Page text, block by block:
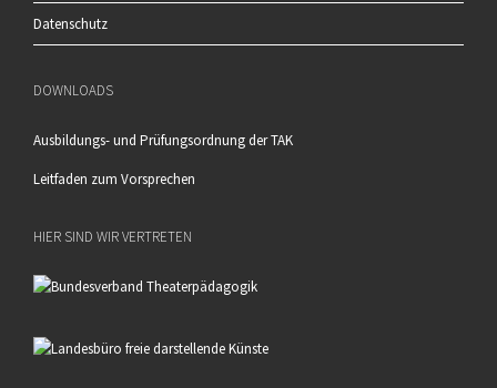
Datenschutz
DOWNLOADS
Ausbildungs- und Prüfungsordnung der TAK
Leitfaden zum Vorsprechen
HIER SIND WIR VERTRETEN